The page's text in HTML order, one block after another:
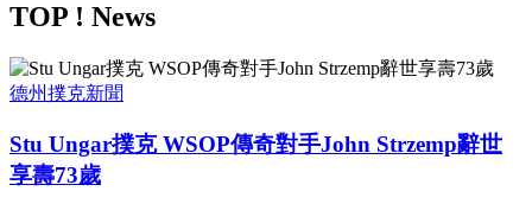
TOP ! News
德州撲克新聞
Stu Ungar撲克 WSOP傳奇對手John Strzemp辭世
享壽73歲